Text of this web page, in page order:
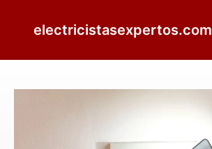
electricistasexpertos.com